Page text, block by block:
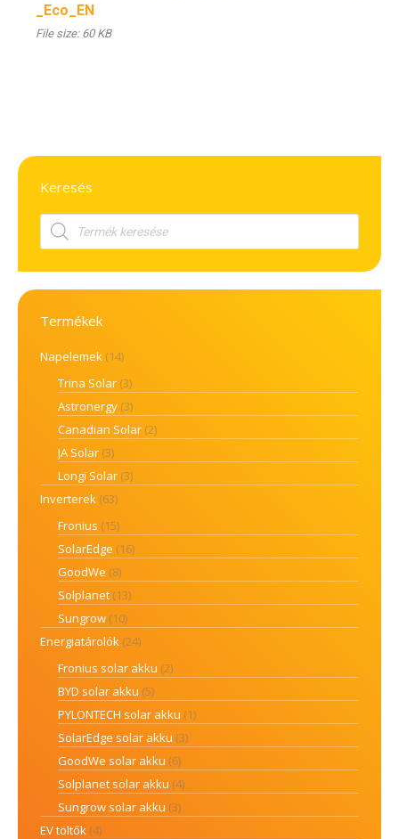
_Eco_EN
File size:60 KB
Keresés
Products
search
Termékek
Napelemek (14)
Trina Solar (3)
Astronergy (3)
Canadian Solar (2)
JA Solar (3)
Longi Solar (3)
Inverterek (63)
Fronius (15)
SolarEdge (16)
GoodWe (8)
Solplanet (13)
Sungrow (10)
Energiatárolók (24)
Fronius solar akku (2)
BYD solar akku (5)
PYLONTECH solar akku (1)
SolarEdge solar akku (3)
GoodWe solar akku (6)
Solplanet solar akku (4)
Sungrow solar akku (3)
EV töltők (4)